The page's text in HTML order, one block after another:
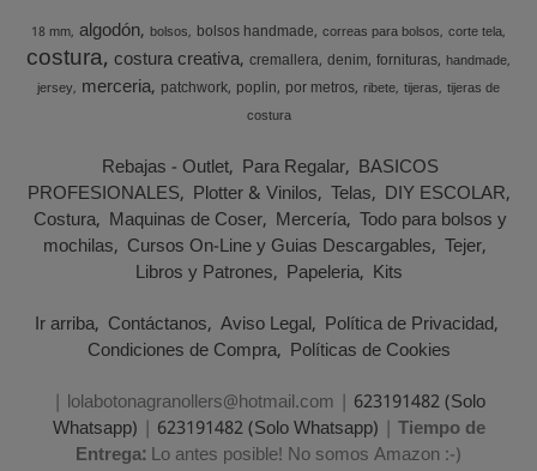
18 mm algodón bolsos bolsos handmade correas para bolsos corte tela
costura costura creativa cremallera denim fornituras handmade
jersey merceria patchwork poplin por metros ribete tijeras tijeras de
costura
Rebajas - Outlet Para Regalar BASICOS
PROFESIONALES Plotter & Vinilos Telas DIY ESCOLAR
Costura Maquinas de Coser Mercería Todo para bolsos y
mochilas Cursos On-Line y Guias Descargables Tejer
Libros y Patrones Papeleria Kits
Ir arriba Contáctanos Aviso Legal Política de Privacidad
Condiciones de Compra Políticas de Cookies
| lolabotonagranollers@hotmail.com | 623191482 (Solo
Whatsapp) | 623191482 (Solo Whatsapp) | Tiempo de
Entrega:Lo antes posible! No somos Amazon :-)